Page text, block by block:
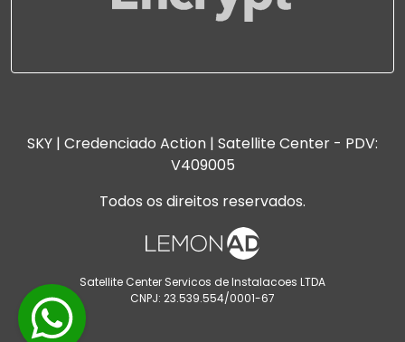
SKY | Credenciado Action | Satellite Center - PDV:
V409005
Todos os direitos reservados.
Satellite Center Servicos de Instalacoes LTDA
CNPJ: 23.539.554/0001-67